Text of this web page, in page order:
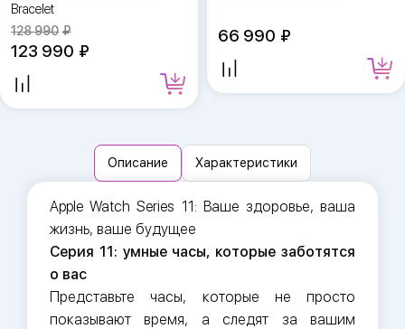
Bracelet
128 990
123 990
66 990
Описание Характеристики
Apple Watch Series 11: Ваше здоровье, ваша
жизнь, ваше будущее
Серия 11: умные часы, которые заботятся
о вас
Представьте часы, которые не просто
показывают время, а следят за вашим